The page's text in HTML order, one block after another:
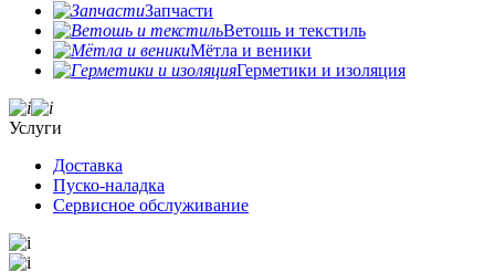
Запчасти
Ветошь и текстиль
Мётла и веники
Герметики и изоляция
Услуги
Доставка
Пуско-наладка
Сервисное обслуживание